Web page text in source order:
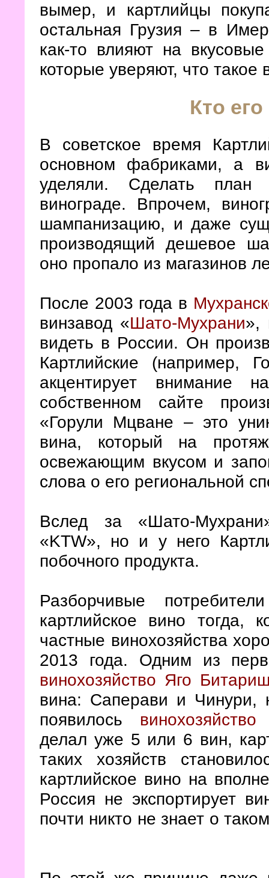
вымер, и картлийцы
остальная Грузия – в
как-то влияют на
которые уверяют, что такое
Кто
В советское время
основном фабриками, а
уделяли. Сделать
винограде. Впрочем,
шампанизацию, и даже
производящий дешевое
оно пропало из магазинов
После 2003 года в
винзавод «Шато-Мухрани»,
видеть в России. Он
Картлийские (например,
акцентирует внимание
собственном сайте
«Горули Мцване – это
вина, который на
освежающим вкусом и
слова о его региональной
Вслед за «Шато-
«KTW», но и у него
побочного продукта.
Разборчивые
картлийское вино тогда,
частные винохозяйства
2013 года. Одним из
винохозяйство Яго
вина: Саперави и Чинури,
появилось
делал уже 5 или 6 вин,
таких хозяйств
картлийское вино на
Россия не экспортирует
почти никто не знает о